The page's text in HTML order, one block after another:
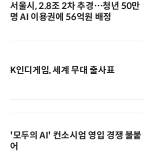
서울시, 2.8조 2차 추경…청년 50만
명 AI 이용권에 56억원 배정
K인디게임, 세계 무대 출사표
'모두의 AI' 컨소시엄 영입 경쟁 불붙
어